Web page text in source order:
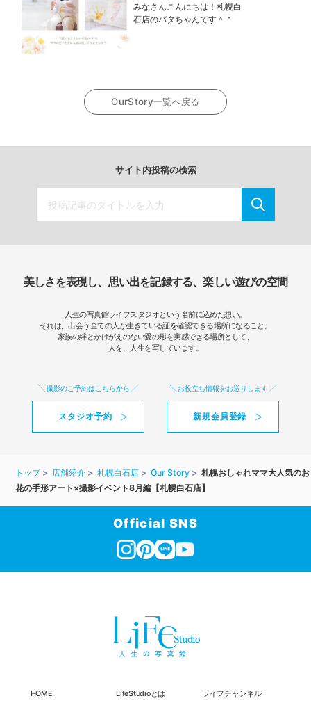
みなさんこんにちは！札幌白
石店のバタちゃんです＾＾
OurStory一覧へ戻る
サイト内投稿の検索
美しさを表現し、思い出を記録する、楽しい遊びの空間
人生の写真館ライフスタジオという名前に込めた想い。
それは、出会う全ての人が生きている証を確認できる場所になること。
家族の絆とかけがえのない愛の形を実感できる場所として、
人を、人生を写しています。
撮影のご予約はこちらから
スタジオ予約
お役立ち情報をお送りします
新規会員登録
トップ 店舗紹介 札幌白石店 Our Story
札幌おしゃれママ大人気のお
花の手形アート×撮影イベント8月編【札幌白石店】
Official SNS
HOME LifeStudioとは ライフチャンネル